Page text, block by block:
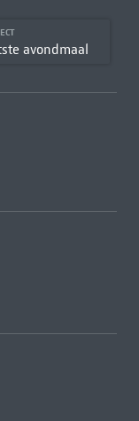
avondmaal